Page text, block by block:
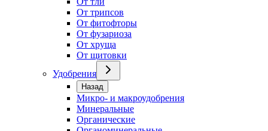
От трипсов
От фитофторы
От фузариоза
От хруща
От щитовки
Удобрения
Назад
Микро- и макроудобрения
Минеральные
Органические